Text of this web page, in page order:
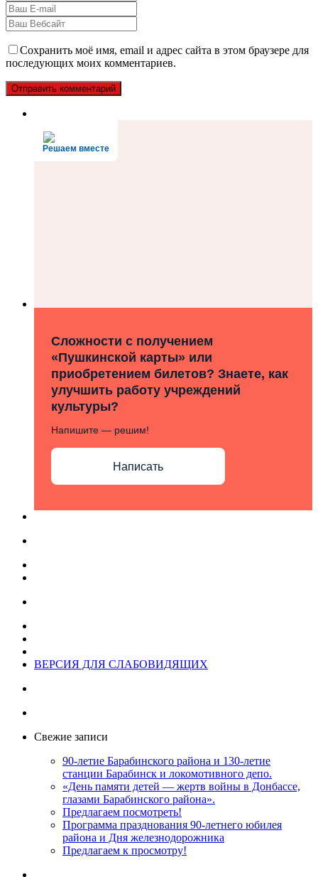
Сохранить моё имя, email и адрес сайта в этом браузере для
последующих моих комментариев.
Решаем вместе
Сложности с получением
«Пушкинской карты» или
приобретением билетов? Знаете, как
улучшить работу учреждений
культуры?
Напишите — решим!
Написать
ВЕРСИЯ ДЛЯ СЛАБОВИДЯЩИХ
Свежие записи
90-летие Барабинского района и 130-летие
станции Барабинск и локомотивного депо.
«День памяти детей — жертв войны в Донбассе,
глазами Барабинского района».
Предлагаем посмотреть!
Программа празднования 90-летнего юбилея
района и Дня железнодорожника
Предлагаем к просмотру!